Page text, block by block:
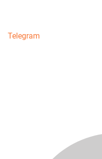
Telegram